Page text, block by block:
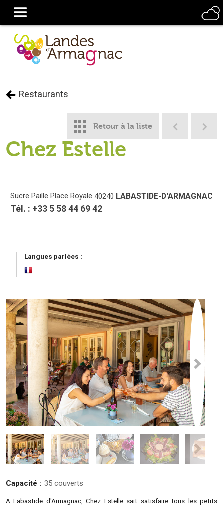
Restaurants
Retour à la liste
Chez Estelle
Sucre Paille Place Royale 40240 LABASTIDE-D'ARMAGNAC
Tél. : +33 5 58 44 69 42
Langues parlées :
Capacité : 35 couverts
A Labastide d'Armagnac, Chez Estelle sait satisfaire tous les petits